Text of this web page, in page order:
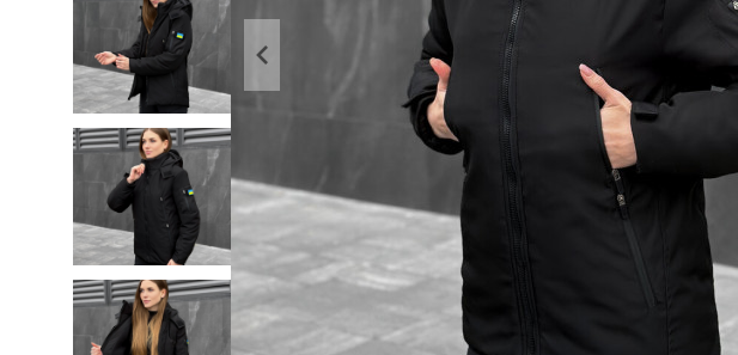
Літні комплекти
Комбінезони
Спортивні
костюми
Кежуал